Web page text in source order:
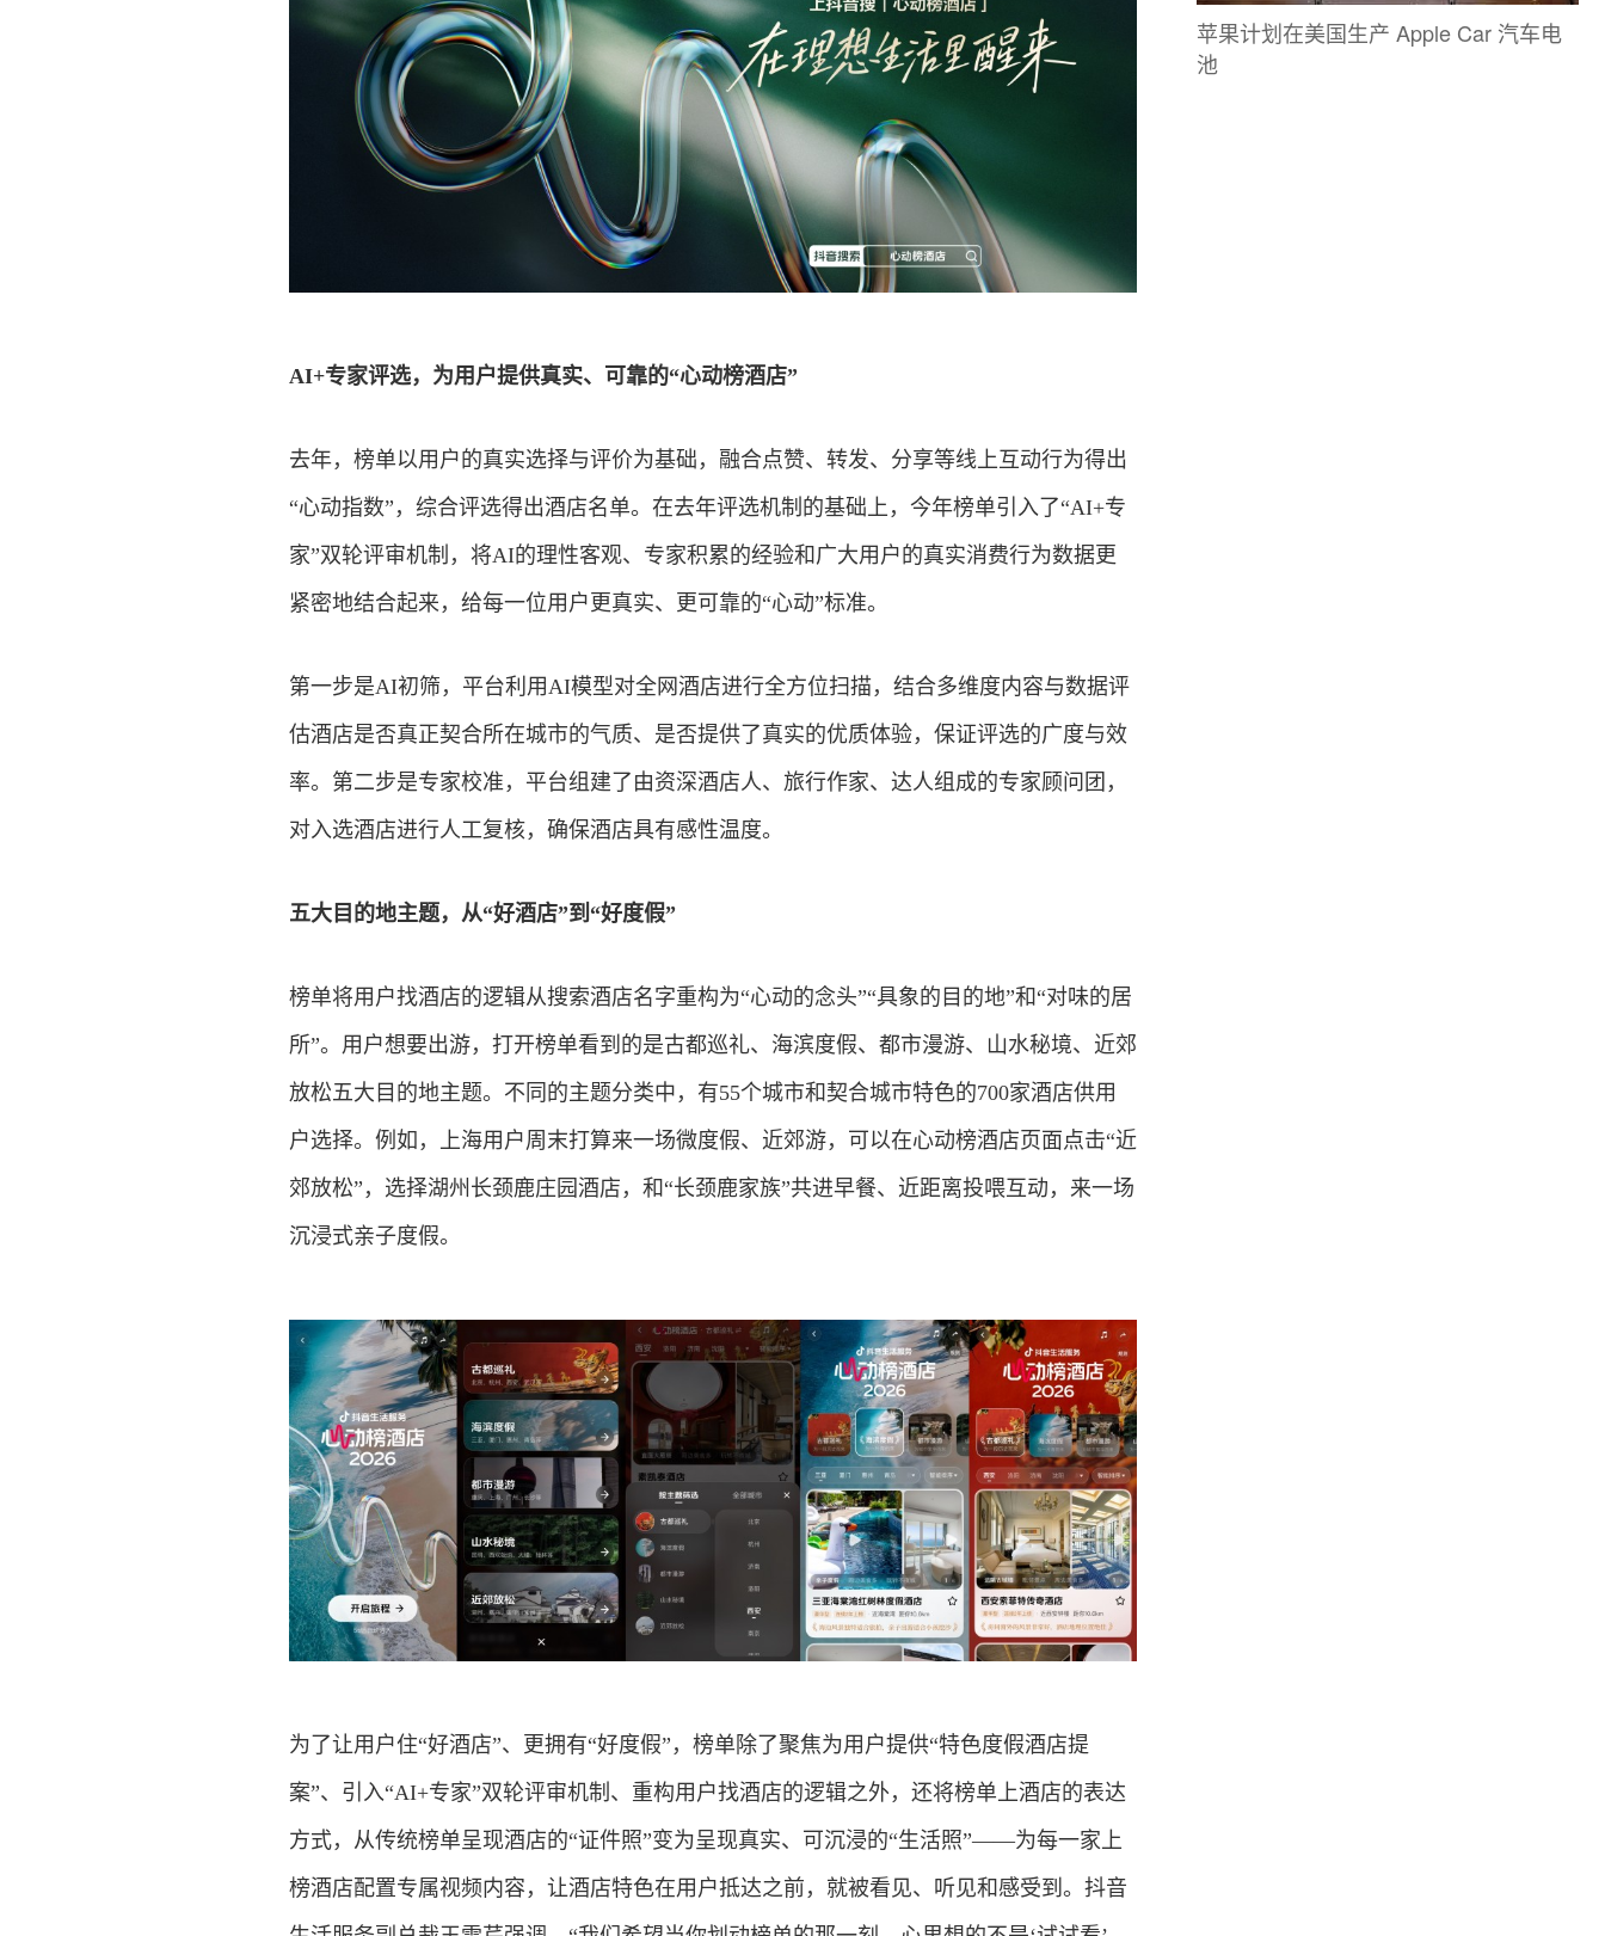
AI+专家评选，为用户提供真实、可靠的“心动榜酒店”
去年，榜单以用户的真实选择与评价为基础，融合点赞、转发、分享等线上互动行为得出
“心动指数”，综合评选得出酒店名单。在去年评选机制的基础上，今年榜单引入了“AI+专
家”双轮评审机制，将AI的理性客观、专家积累的经验和广大用户的真实消费行为数据更
紧密地结合起来，给每一位用户更真实、更可靠的“心动”标准。
第一步是AI初筛，平台利用AI模型对全网酒店进行全方位扫描，结合多维度内容与数据评
估酒店是否真正契合所在城市的气质、是否提供了真实的优质体验，保证评选的广度与效
率。第二步是专家校准，平台组建了由资深酒店人、旅行作家、达人组成的专家顾问团，
对入选酒店进行人工复核，确保酒店具有感性温度。
五大目的地主题，从“好酒店”到“好度假”
榜单将用户找酒店的逻辑从搜索酒店名字重构为“心动的念头”“具象的目的地”和“对味的居
所”。用户想要出游，打开榜单看到的是古都巡礼、海滨度假、都市漫游、山水秘境、近郊
放松五大目的地主题。不同的主题分类中，有55个城市和契合城市特色的700家酒店供用
户选择。例如，上海用户周末打算来一场微度假、近郊游，可以在心动榜酒店页面点击“近
郊放松”，选择湖州长颈鹿庄园酒店，和“长颈鹿家族”共进早餐、近距离投喂互动，来一场
沉浸式亲子度假。
为了让用户住“好酒店”、更拥有“好度假”，榜单除了聚焦为用户提供“特色度假酒店提
案”、引入“AI+专家”双轮评审机制、重构用户找酒店的逻辑之外，还将榜单上酒店的表达
方式，从传统榜单呈现酒店的“证件照”变为呈现真实、可沉浸的“生活照”——为每一家上
榜酒店配置专属视频内容，让酒店特色在用户抵达之前，就被看见、听见和感受到。抖音
苹果计划在美国生产 Apple Car 汽车电
池